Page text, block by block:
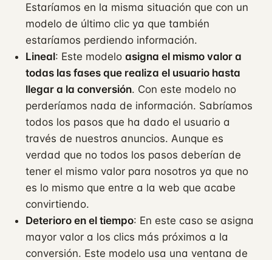
Estaríamos en la misma situación que con un
modelo de último clic ya que también
estaríamos perdiendo información.
Lineal: Este modelo asigna el mismo valor a
todas las fases que realiza el usuario hasta
llegar a la conversión. Con este modelo no
perderíamos nada de información. Sabríamos
todos los pasos que ha dado el usuario a
través de nuestros anuncios. Aunque es
verdad que no todos los pasos deberían de
tener el mismo valor para nosotros ya que no
es lo mismo que entre a la web que acabe
convirtiendo.
Deterioro en el tiempo: En este caso se asigna
mayor valor a los clics más próximos a la
conversión. Este modelo usa una ventana de